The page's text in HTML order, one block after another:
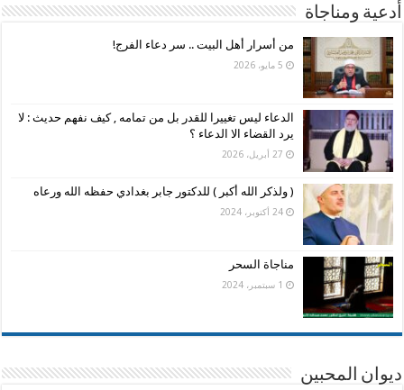
أدعية ومناجاة
من أسرار أهل البيت .. سر دعاء الفرج!
5 مايو، 2026
الدعاء ليس تغييرا للقدر بل من تمامه , كيف نفهم حديث : لا
يرد القضاء الا الدعاء ؟
27 أبريل، 2026
( ولذكر الله أكبر ) للدكتور جابر بغدادي حفظه الله ورعاه
24 أكتوبر، 2024
مناجاة السحر
1 سبتمبر، 2024
ديوان المحبين